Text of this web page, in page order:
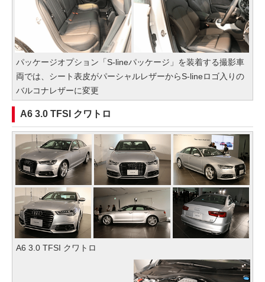
パッケージオプション「S-lineパッケージ」を装着する撮影車
両では、シート表皮がパーシャルレザーからS-lineロゴ入りの
バルコナレザーに変更
A6 3.0 TFSI クワトロ
A6 3.0 TFSI クワトロ